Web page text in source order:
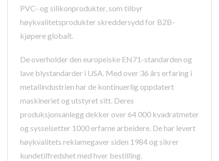
PVC- og silikonprodukter, som tilbyr
høykvalitetsprodukter skreddersydd for B2B-
kjøpere globalt.
De overholder den europeiske EN71-standarden og
lave blystandarder i USA. Med over 36 års erfaring i
metallindustrien har de kontinuerlig oppdatert
maskineriet og utstyret sitt. Deres
produksjonsanlegg dekker over 64 000 kvadratmeter
og sysselsetter 1000 erfarne arbeidere. De har levert
høykvalitets reklamegaver siden 1984 og sikrer
kundetilfredshet med hver bestilling.